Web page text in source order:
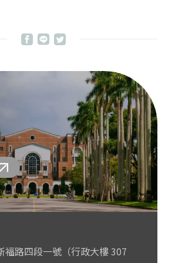
福路四段一號（行政大樓 307